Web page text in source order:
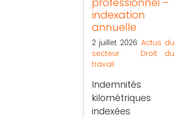
indexation
annuelle
2 juillet 2026 Actus du
secteur
Droit du
travail
Indemnités
kilométriques
indexées